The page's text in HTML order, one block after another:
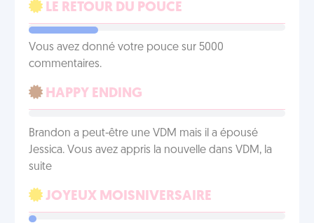
LE RETOUR DU POUCE
Vous avez donné votre pouce sur 5000
commentaires.
HAPPY ENDING
Brandon a peut-être une VDM mais il a épousé
Jessica. Vous avez appris la nouvelle dans VDM, la
suite
JOYEUX MOISNIVERSAIRE